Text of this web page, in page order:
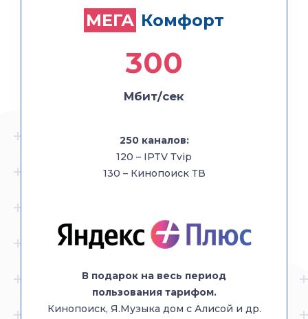
МЕГА Комфорт
300
Мбит/сек
250 каналов:
120 – IPTV Тvip
130 – Кинопоиск ТВ
В подарок на весь период
пользования тарифом.
Кинопоиск, Я.Музыка дом с Алисой и др.
+ Кабельное ТВ
300
Мбит/сек
120 – IPTV Тvip
130 – Кинопоиск ТВ
В подарок на весь период
пользования тарифом.